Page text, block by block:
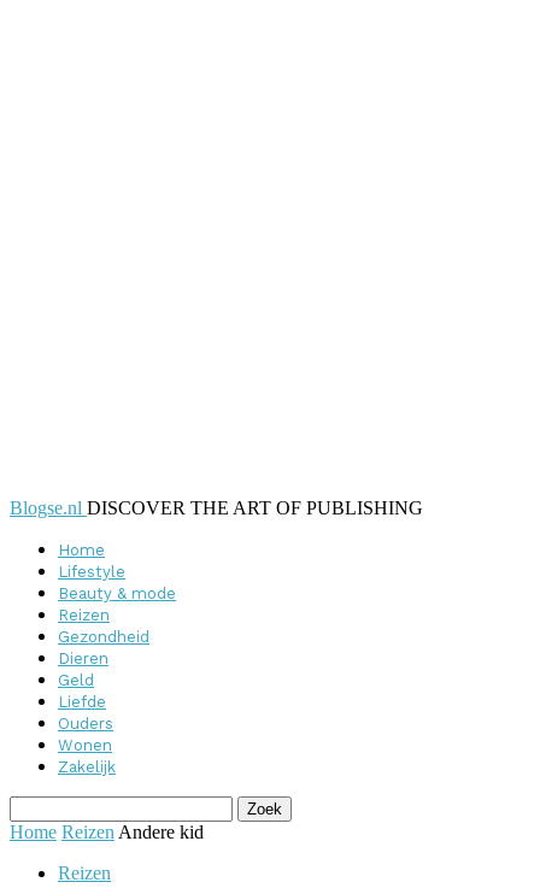
Blogse.nl DISCOVER THE ART OF PUBLISHING
Home
Lifestyle
Beauty & mode
Reizen
Gezondheid
Dieren
Geld
Liefde
Ouders
Wonen
Zakelijk
Home Reizen Andere kid
Reizen